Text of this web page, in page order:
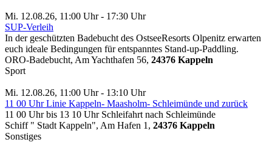
Mi. 12.08.26, 11:00 Uhr - 17:30 Uhr
SUP-Verleih
In der geschützten Badebucht des OstseeResorts Olpenitz erwarten
euch ideale Bedingungen für entspanntes Stand-up-Paddling.
ORO-Badebucht, Am Yachthafen 56, 24376 Kappeln
Sport
Mi. 12.08.26, 11:00 Uhr - 13:10 Uhr
11 00 Uhr Linie Kappeln- Maasholm- Schleimünde und zurück
11 00 Uhr bis 13 10 Uhr Schleifahrt nach Schleimünde
Schiff " Stadt Kappeln", Am Hafen 1, 24376 Kappeln
Sonstiges